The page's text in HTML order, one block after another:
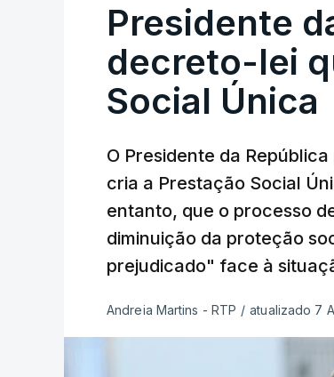
Presidente
decreto-lei
Social Única
O Presidente da
cria a Prestação Social
entanto, que o processo
diminuição da proteção
prejudicado" face à
Andreia Martins - RTP / atualizado 7